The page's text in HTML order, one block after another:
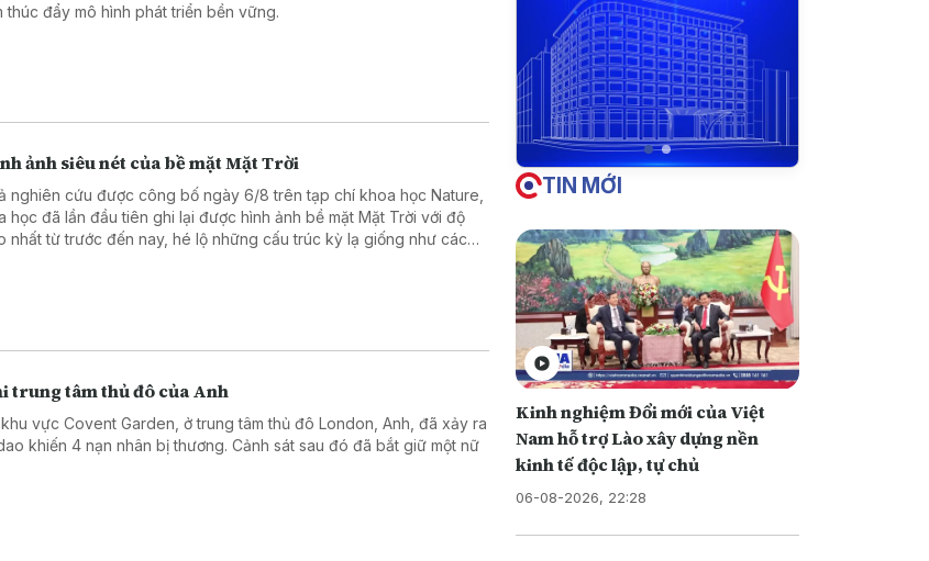
thúc đẩy mô hình phát triển bền vững.
ảnh siêu nét của bề mặt Mặt Trời
nghiên cứu được công bố ngày 6/8 trên tạp chí khoa học Nature,
học đã lần đầu tiên ghi lại được hình ảnh bề mặt Mặt Trời với độ
nhất từ trước đến nay, hé lộ những cấu trúc kỳ lạ giống như các
trung tâm thủ đô của Anh
vực Covent Garden, ở trung tâm thủ đô London, Anh, đã xảy ra
khiến 4 nạn nhân bị thương. Cảnh sát sau đó đã bắt giữ một nữ
TIN MỚI
Kinh nghiệm Đổi mới của Việt
Nam hỗ trợ Lào xây dựng nền
kinh tế độc lập, tự chủ
06-08-2026, 22:28